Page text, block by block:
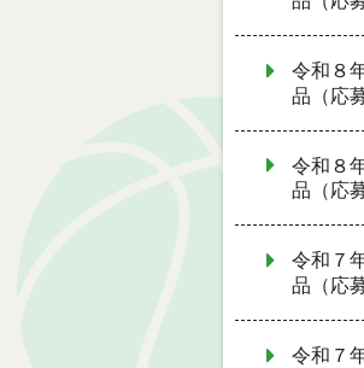
令和８
品（応
令和８
品（応
令和７
品（応
令和７